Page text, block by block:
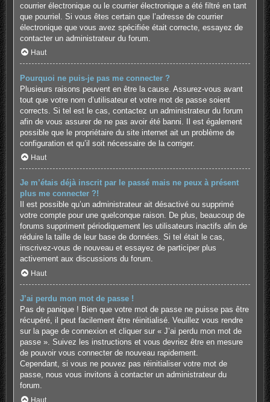
courrier électronique ou le courrier électronique a été filtré en tant
que pourriel. Si vous êtes certain que l’adresse de courrier
électronique que vous avez spécifiée était correcte, essayez de
contacter un administrateur du forum.
Haut
Pourquoi ne puis-je pas me connecter ?
Plusieurs raisons peuvent en être la cause. Assurez-vous avant
tout que votre nom d’utilisateur et votre mot de passe soient
corrects. Si tel est le cas, contactez un administrateur du forum
afin de vous assurer de ne pas avoir été banni. Il est également
possible que le propriétaire du site internet ait un problème de
configuration et qu’il soit nécessaire de la corriger.
Haut
Je m’étais déjà inscrit par le passé mais ne peux à présent
plus me connecter ?!
Il est possible qu’un administrateur ait désactivé ou supprimé
votre compte pour une quelconque raison. De plus, beaucoup de
forums suppriment périodiquement les utilisateurs inactifs afin de
réduire la taille de leur base de données. Si tel était le cas,
inscrivez-vous de nouveau et essayez de participer plus
activement aux discussions du forum.
Haut
J’ai perdu mon mot de passe !
Pas de panique ! Bien que votre mot de passe ne puisse pas être
récupéré, il peut facilement être réinitialisé. Veuillez vous rendre
sur la page de connexion et cliquer sur « J’ai perdu mon mot de
passe ». Suivez les instructions et vous devriez être en mesure
de pouvoir vous connecter de nouveau rapidement.
Cependant, si vous ne pouvez pas réinitialiser votre mot de
passe, nous vous invitons à contacter un administrateur du
forum.
Haut